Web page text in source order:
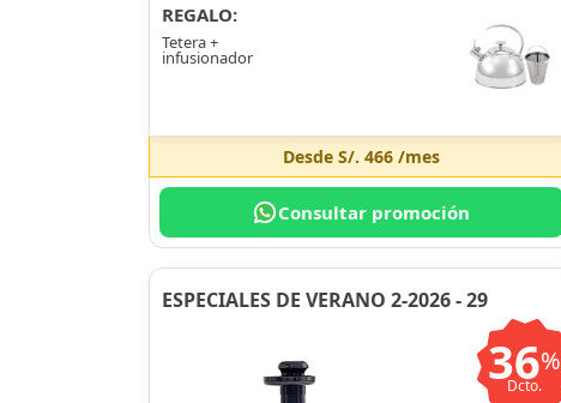
REGALO:
Tetera +
infusionador
Desde S/. 466/mes
Consultar promoción
ESPECIALES DE VERANO 2-2026 - 29
36%
Dcto.